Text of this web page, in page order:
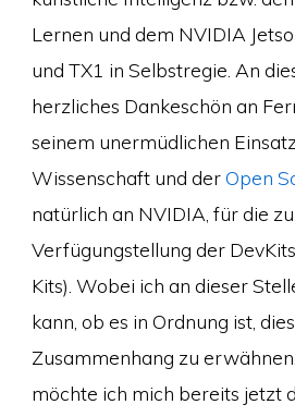
Lernen und dem NVIDIA
und TX1 in Selbstregie. An
herzliches Dankeschön an
seinem unermüdlichen
Wissenschaft und derOpen
natürlich an NVIDIA, für die
Verfügungstellung der
Kits). Wobei ich an dieser
kann, ob es in Ordnung ist,
Zusammenhang zu
möchte ich mich bereits jetzt